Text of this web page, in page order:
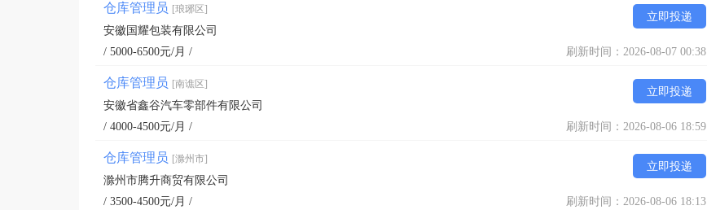
仓库管理员 [琅琊区]
立即投递
安徽国耀包装有限公司
/ 5000-6500元/月 /
刷新时间：2026-08-07 00:38
仓库管理员 [南谯区]
立即投递
安徽省鑫谷汽车零部件有限公司
/ 4000-4500元/月 /
刷新时间：2026-08-06 18:59
仓库管理员 [滁州市]
立即投递
滁州市腾升商贸有限公司
/ 3500-4500元/月 /
刷新时间：2026-08-06 18:13